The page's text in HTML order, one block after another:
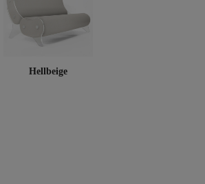
Hellbeige